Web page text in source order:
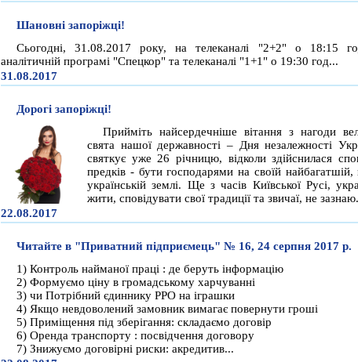
Шановні запоріжці!
Сьогодні, 31.08.2017 року, на телеканалі "2+2" о 18:15
аналітичній програмі "Спецкор" та телеканалі "1+1" о 19:30 год...
31.08.2017
Дорогі запоріжці!
Прийміть найсердечніше вітання з нагоди
свята нашої державності – Дня незалежності
святкує уже 26 річницю, відколи здійснилася
предків - бути господарями на своїй найбагатшій,
українській землі. Ще з часів Київської Русі,
жити, сповідувати свої традиції та звичаї, не
22.08.2017
Читайте в "Приватний підприємець" № 16, 24 серпня 2017 р.
1) Контроль найманої праці : де беруть інформацію
2) Формуємо ціну в громадському харчуванні
3) чи Потрібний єдиннику РРО на іграшки
4) Якщо невдоволений замовник вимагає повернути гроші
5) Приміщення під зберігання: складаємо договір
6) Оренда транспорту : посвідчення договору
7) Знижуємо договірні риски: акредитив...